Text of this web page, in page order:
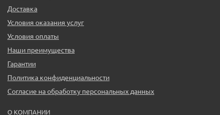
Доставка
Условия оказания услуг
Условия оплаты
Наши преимущества
Гарантии
Политика конфиденциальности
Согласие на обработку персональных данных
О КОМПАНИИ